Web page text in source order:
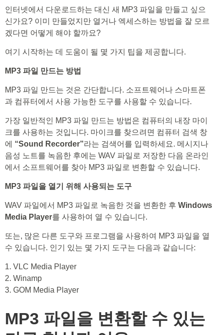
인터넷에서 다운로드하는 대신 새 MP3 파일을 만들고 싶으
신가요? 이미 만들었지만 열거나 엑세스하는 방법을 잘 모르
겠다면 어떻게 해야 할까요?
여기 시작하는 데 도움이 될 몇 가지 팁을 제공합니다.
MP3 파일 만드는 방법
MP3 파일 만드는 것은 간단합니다. 소프트웨어나 스마트폰
과 컴퓨터에서 사용 가능한 도구를 사용할 수 있습니다.
가장 일반적인 MP3 파일 만드는 방법은 컴퓨터의 내장 마이
크를 사용하는 것입니다. 마이크를 찾으려면 컴퓨터 검색 창
에 “Sound Recorder”라는 검색어를 입력하세요. 메시지나
음성 노트를 녹음한 후에는 WAV 파일로 저장한 다음 온라인
에서 소프트웨어를 찾아 MP3 파일로 변환할 수 있습니다.
MP3 파일을 열기 위해 사용되는 도구
WAV 파일에서 MP3 파일로 녹음한 것을 변환한 후 Windows
Media Player를 사용하여 열 수 있습니다.
또는, 많은 다른 도구와 프로그램을 사용하여 MP3 파일을 열
수 있습니다. 인기 있는 몇 가지 도구는 다음과 같습니다:
1. VLC Media Player
2. Winamp
3. GOM Media Player
MP3 파일을 변환할 수 있는